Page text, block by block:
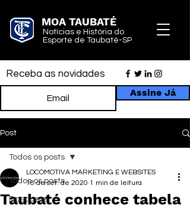
MOA TAUBATÉ
Notícias e História do
Esporte de Taubaté-SP
Receba as novidades
Assine Já
Post
Todos os posts
Basquete
Todos os posts
Taubaté conhece tabela
LOCOMOTIVA MARKETING E WEBSITES
18 de set. de 2020 1 min de leitura